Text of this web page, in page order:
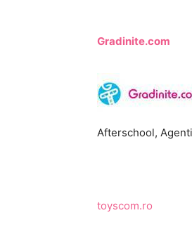
Gradinite.com
Afterschool,
toyscom.ro